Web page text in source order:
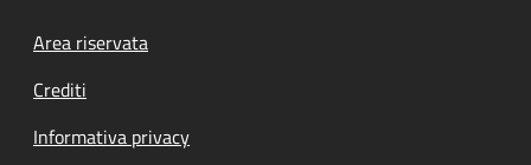
Footer menu
Area riservata
Crediti
Informativa privacy